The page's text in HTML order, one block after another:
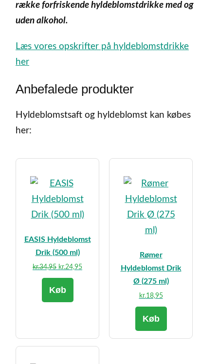
række forfriskende hyldeblomstdrikke med og
uden alkohol.
Læs vores opskrifter på hyldeblomstdrikke
her
Anbefalede produkter
Hyldeblomstsaft og hyldeblomst kan købes
her:
EASIS Hyldeblomst
Drik (500 ml)
kr.34,95 Den
oprindelige
pris
kr.24,95Den
Køb
Rømer
Hyldeblomst Drik
Ø (275 ml)
kr.18,95
Køb